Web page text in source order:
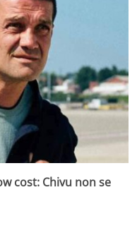
cost: Chivu non se